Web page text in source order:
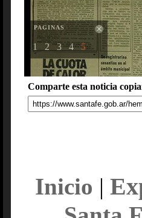
PAGINAS
1 2 3 4 5
Comparte esta noticia
Inicio |